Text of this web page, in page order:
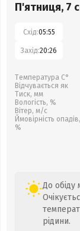
П'ятниця, 7
Схід:05:55
Захід:20:26
Температура С°
Відчувається як
Тиск, мм
Вологість, %
Вітер, м/с
Ймовірність опадів,
%
До обіду
рідини.